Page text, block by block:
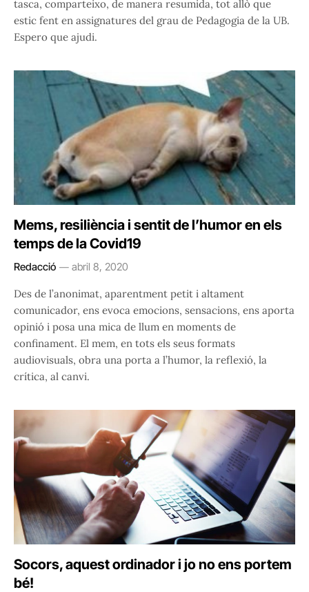
tasca, comparteixo, de manera resumida, tot allò que
estic fent en assignatures del grau de Pedagogia de la UB.
Espero que ajudi.
Mems, resiliència i sentit de l’humor en els
temps de la Covid19
Redacció abril 8, 2020
Des de l’anonimat, aparentment petit i altament
comunicador, ens evoca emocions, sensacions, ens aporta
opinió i posa una mica de llum en moments de
confinament. El mem, en tots els seus formats
audiovisuals, obra una porta a l’humor, la reflexió, la
crítica, al canvi.
Socors, aquest ordinador i jo no ens portem
bé!